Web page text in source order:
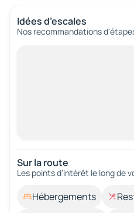
Idées d’escales
Nos recommandations
Sur la route
Les points d’intérêt le long de
Hébergements